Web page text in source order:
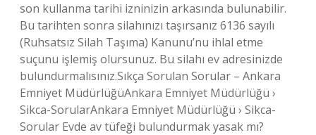
son kullanma tarihi izninizin arkasında bulunabilir.
Bu tarihten sonra silahınızı taşırsanız 6136 sayılı
(Ruhsatsız Silah Taşıma) Kanunu’nu ihlal etme
suçunu işlemiş olursunuz. Bu silahı ev adresinizde
bulundurmalısınız.Sıkça Sorulan Sorular – Ankara
Emniyet MüdürlüğüAnkara Emniyet Müdürlüğü ›
Sikca-SorularAnkara Emniyet Müdürlüğü › Sikca-
Sorular Evde av tüfeği bulundurmak yasak mı?